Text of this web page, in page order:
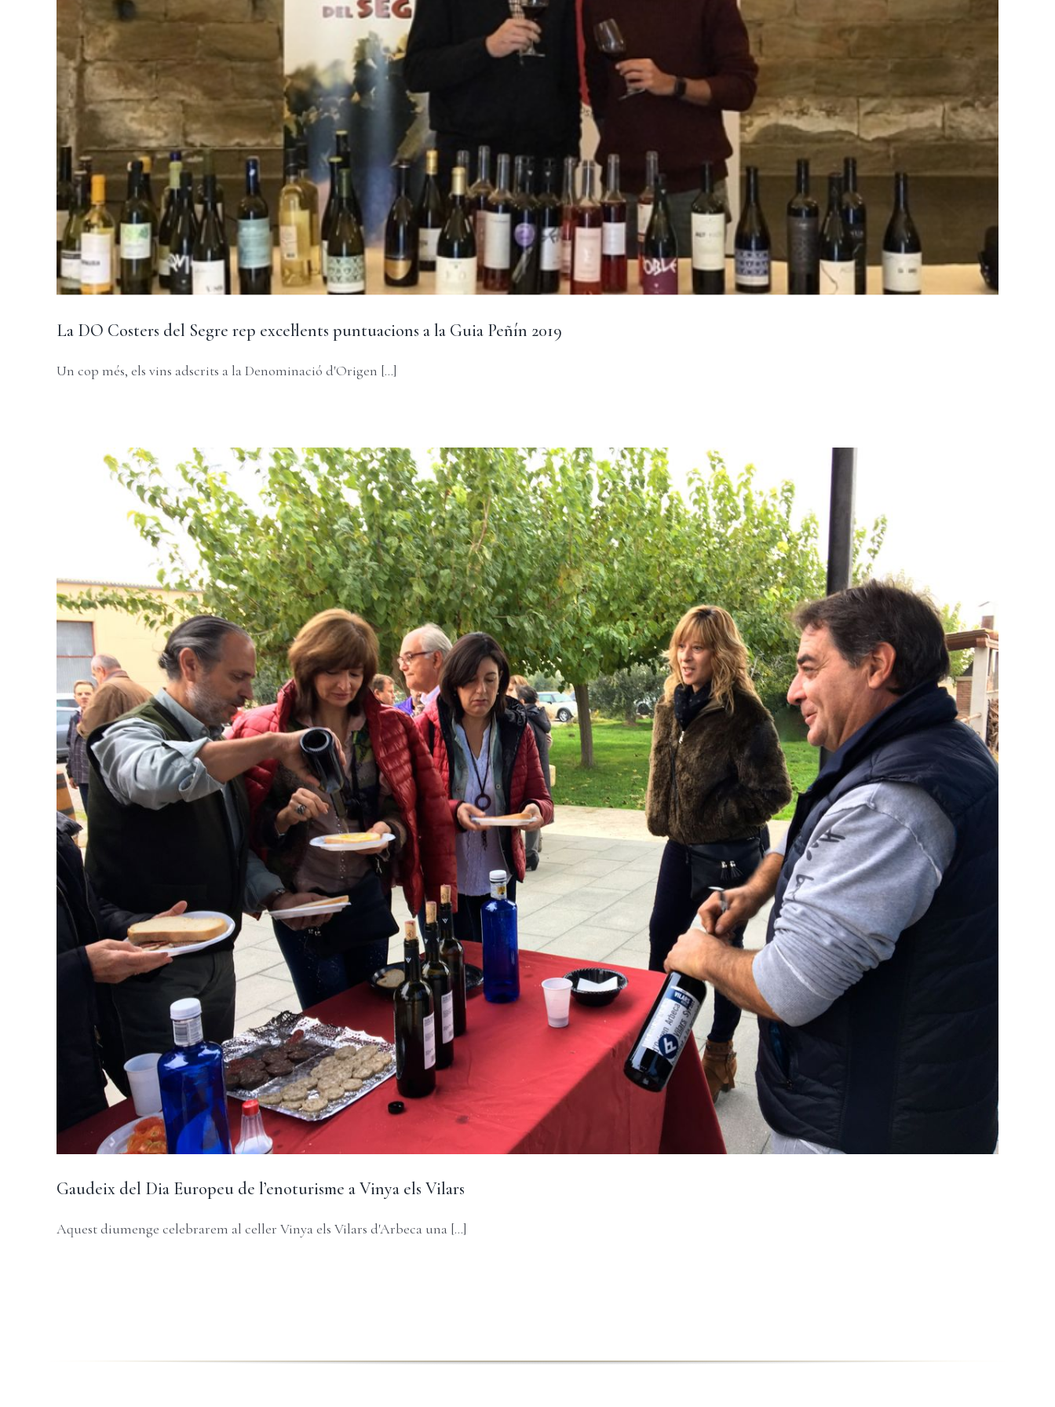
La DO Costers del Segre rep excel·lents puntuacions a la Guia Peñín 2019
Un cop més, els vins adscrits a la Denominació d'Origen [...]
Gaudeix del Dia Europeu de l’enoturisme a Vinya els Vilars
Aquest diumenge celebrarem al celler Vinya els Vilars d'Arbeca una [...]